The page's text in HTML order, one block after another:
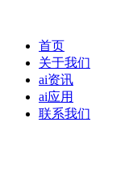
首页
关于我们
ai资讯
ai应用
联系我们